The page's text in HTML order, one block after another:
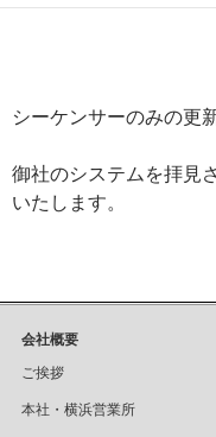
シーケンサーのみの更
御社のシステムを拝見
いたします。
会社概要
ご挨拶
本社・横浜営業所